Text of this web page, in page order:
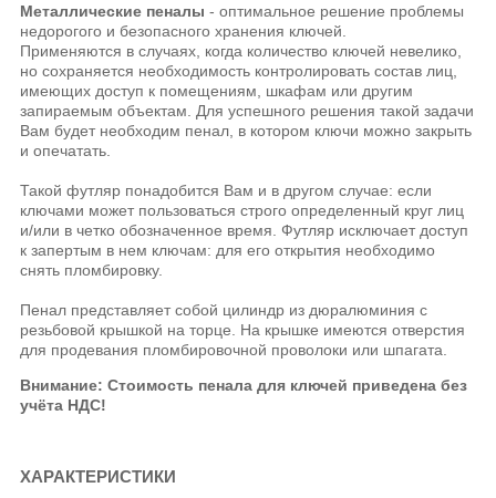
Металлические пеналы - оптимальное решение проблемы
недорогого и безопасного хранения ключей.
Применяются в случаях, когда количество ключей невелико
но сохраняется необходимость контролировать состав лиц,
имеющих доступ к помещениям, шкафам или другим
запираемым объектам. Для успешного решения такой задачи
Вам будет необходим пенал, в котором ключи можно закрыть
и опечатать.
Такой футляр понадобится Вам и в другом случае: если
ключами может пользоваться строго определенный круг лиц
и/или в четко обозначенное время. Футляр исключает доступ
к запертым в нем ключам: для его открытия необходимо
снять пломбировку.
Пенал представляет собой цилиндр из дюралюминия с
резьбовой крышкой на торце. На крышке имеются отверстия
для продевания пломбировочной проволоки или шпагата.
Внимание: Стоимость пенала для ключей приведена без
учёта НДС!
ХАРАКТЕРИСТИКИ